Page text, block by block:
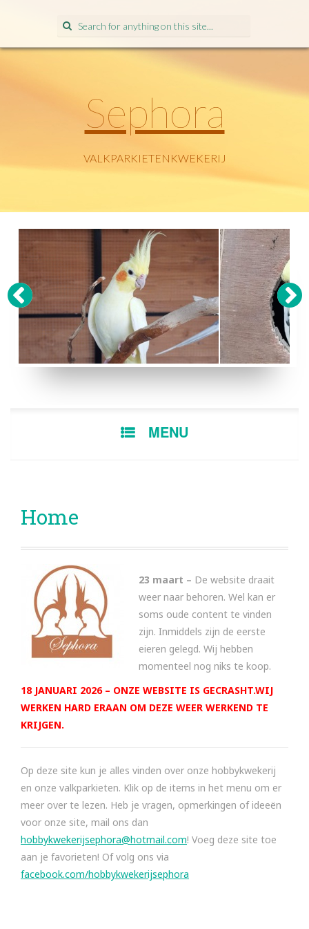
Search
for:
Sephora
VALKPARKIETENKWEKERIJ
MENU
Home
23 maart – De website draait
weer naar behoren. Wel kan er
soms oude content te vinden
zijn. Inmiddels zijn de eerste
eieren gelegd. Wij hebben
momenteel nog niks te koop.
18 JANUARI 2026 – ONZE WEBSITE IS GECRASHT.WIJ
WERKEN HARD ERAAN OM DEZE WEER WERKEND TE
KRIJGEN.
Op deze site kun je alles vinden over onze hobbykwekerij
en onze valkparkieten. Klik op de items in het menu om er
meer over te lezen. Heb je vragen, opmerkingen of ideeën
voor onze site, mail ons dan
hobbykwekerijsephora@hotmail.com! Voeg deze site toe
aan je favorieten! Of volg ons via
facebook.com/hobbykwekerijsephora